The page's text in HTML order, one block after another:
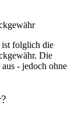
folglich die
Die
- jedoch ohne